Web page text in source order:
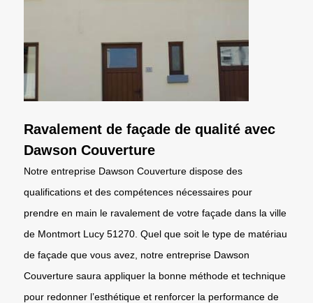
Ravalement de façade de qualité avec
Dawson Couverture
Notre entreprise Dawson Couverture dispose des
qualifications et des compétences nécessaires pour
prendre en main le ravalement de votre façade dans la ville
de Montmort Lucy 51270. Quel que soit le type de matériau
de façade que vous avez, notre entreprise Dawson
Couverture saura appliquer la bonne méthode et technique
pour redonner l’esthétique et renforcer la performance de